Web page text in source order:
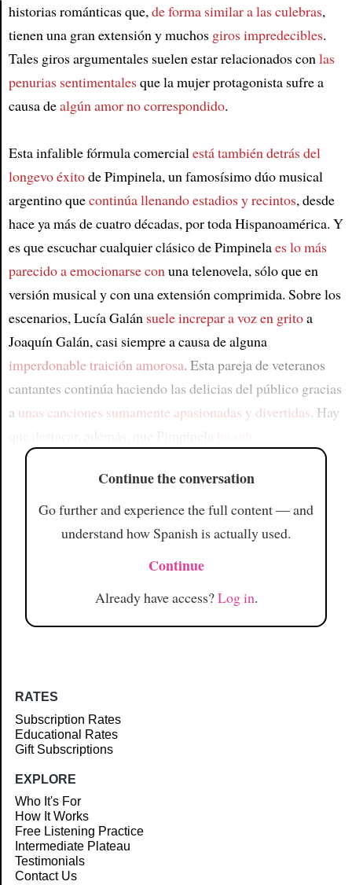
historias románticas que,de forma similar a las culebras,
tienen una gran extensión y muchos giros impredecibles.
Tales giros argumentales suelen estar relacionados conlas
penurias sentimentalesque la mujer protagonista sufre a
causa dealgún amor no correspondido.
Esta infalible fórmula comercialestá también detrás del
longevo éxitode Pimpinela, un famosísimo dúo musical
argentino quecontinúa llenando estadios y recintos, desde
hace ya más de cuatro décadas, por toda Hispanoamérica. Y
es que escuchar cualquier clásico de Pimpinelaes lo más
parecido a emocionarse conuna telenovela, sólo que en
versión musical y con una extensión comprimida. Sobre los
escenarios, Lucía Galán suele increpar a voz en gritoa
Joaquín Galán, casi siempre a causa de alguna
imperdonable traición amorosa. Esta pareja de veteranos
cantantes continúa haciendo las delicias del público gracias
a unas canciones sumamente apasionadas y divertidas. Hay
Continue the conversation
Go further and experience the full content — and
understand how Spanish is actually used.
Continue
Already have access?Log in.
RATES
Subscription Rates
Educational Rates
Gift Subscriptions
EXPLORE
Who It's For
How It Works
Free Listening Practice
Intermediate Plateau
Testimonials
Contact Us